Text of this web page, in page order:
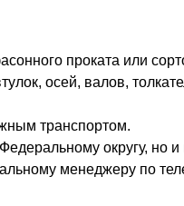
проката или
осей, валов,
транспортом.
округу, но
менеджеру по